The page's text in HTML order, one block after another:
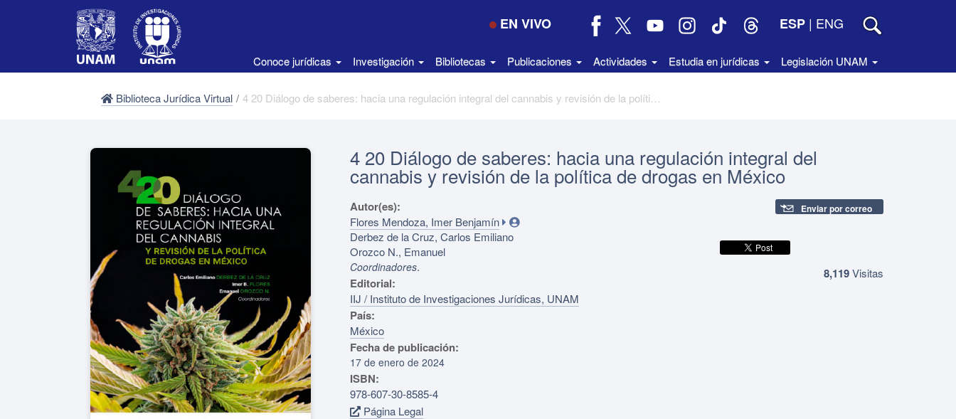
EN VIVO ESP | ENG
Conoce jurídicas Investigación Bibliotecas Publicaciones Actividades Estudia en jurídicas Legislación UNAM
Biblioteca Jurídica Virtual / 4 20 Diálogo de saberes: hacia una regulación integral del cannabis y revisión de la política de drogas en México
4 20 Diálogo de saberes: hacia una regulación integral del
cannabis y revisión de la política de drogas en México
Autor(es):
Flores Mendoza, Imer Benjamín
Derbez de la Cruz, Carlos Emiliano
Orozco N., Emanuel
Coordinadores.
Editorial:
IIJ / Instituto de Investigaciones Jurídicas, UNAM
País:
México
Fecha de publicación:
17 de enero de 2024
ISBN:
978-607-30-8585-4
Página Legal
Enviar por correo
8,119Visitas